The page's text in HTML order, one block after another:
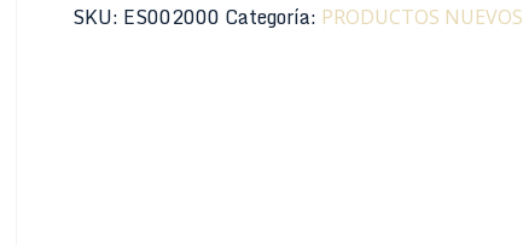
SKU: ES002000 Categoría: PRODUCTOS NUEVOS